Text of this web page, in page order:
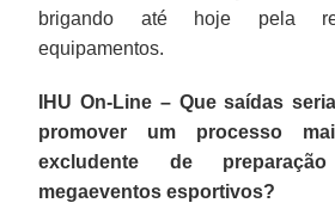
brigando até hoje pela
equipamentos.
IHU On-Line – Que saídas
promover um processo
excludente de
megaeventos esportivos?